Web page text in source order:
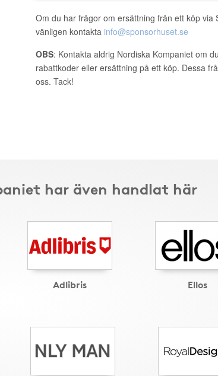
Om du har frågor om ersättning från ett köp via
vänligen kontakta info@sponsorhuset.se
OBS: Kontakta aldrig Nordiska Kompaniet om
rabattkoder eller ersättning på ett köp. Dessa
oss. Tack!
har även handlat här
Adlibris Ellos